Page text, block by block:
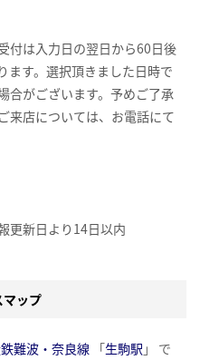
付は入力日の翌日から60日後
ます。選択頂きました日時で
合がございます。予めご了承
来店については、お電話にて
更新日より14日以内
マップ
難波・奈良線 「生駒駅 」 で